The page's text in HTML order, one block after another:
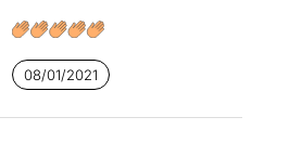
08/01/2021